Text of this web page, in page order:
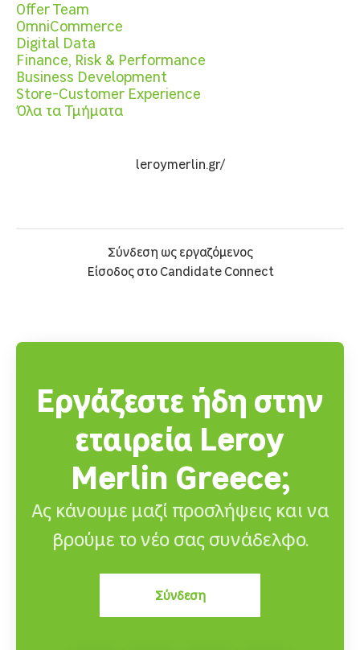
Offer Team
OmniCommerce
Digital Data
Finance, Risk & Performance
Business Development
Store-Customer Experience
Όλα τα Τμήματα
leroymerlin.gr/
Σύνδεση ως εργαζόμενος
Είσοδος στο Candidate Connect
Εργάζεστε ήδη στην
εταιρεία Leroy
Merlin Greece;
Ας κάνουμε μαζί προσλήψεις και να
βρούμε το νέο σας συνάδελφο.
Σύνδεση